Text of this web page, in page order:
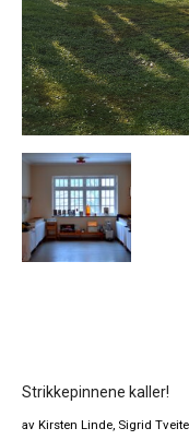
Strikkepinnene kaller!
av Kirsten Linde, Sigrid